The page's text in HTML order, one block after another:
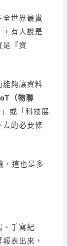
世界最貴
，有人說是
是『資
能夠讓資料
（物聯
或「科技展
的必要條
，這也是多
、手寫紀
表出來，